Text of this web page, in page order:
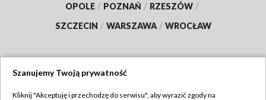
OPOLE / POZNAŃ / RZESZÓW /
SZCZECIN / WARSZAWA / WROCŁAW
Szanujemy Twoją prywatność
Kliknij "Akceptuję i przechodzę do serwisu", aby wyrazić zgody na